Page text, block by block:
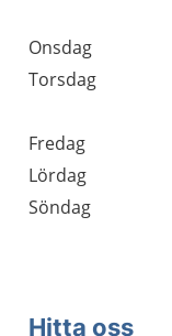
Onsdag
Torsdag
Fredag
Lördag
Söndag
Hitta oss